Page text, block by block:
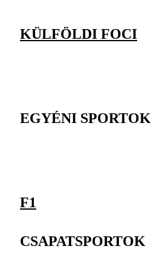
KÜLFÖLDI FOCI
EGYÉNI SPORTOK
F1
CSAPATSPORTOK